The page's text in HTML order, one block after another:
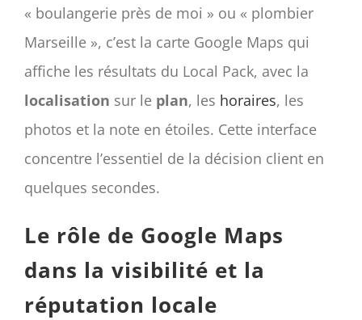
« boulangerie près de moi » ou « plombier
Marseille », c’est la carte Google Maps qui
affiche les résultats du Local Pack, avec la
localisation sur le plan, les horaires, les
photos et la note en étoiles. Cette interface
concentre l’essentiel de la décision client en
quelques secondes.
Le rôle de Google Maps
dans la visibilité et la
réputation locale